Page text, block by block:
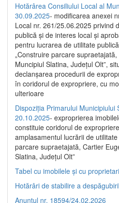
Hotărârea Consiliului Local al
30.09.2025- modificarea anexei
Local nr. 261/25.06.2025 privind
publică şi de interes local şi
pentru lucrarea de utilitate
„Construire parcare
Muncipiul Slatina, Judeţul Olt”,
declanşarea procedurii de
în coridorul de expropriere, cu
ulterioare
Dispoziția Primarului Municipiului
20.10.2025- exproprierea
constituie coridorul de
amplasamentul lucrării de
parcare supraetajată, Cartier
Slatina, Județul Olt”
Tabel cu imobilele și cu
Hotărâri de stabilire a
Anunțul nr. 18594/24.02.2026